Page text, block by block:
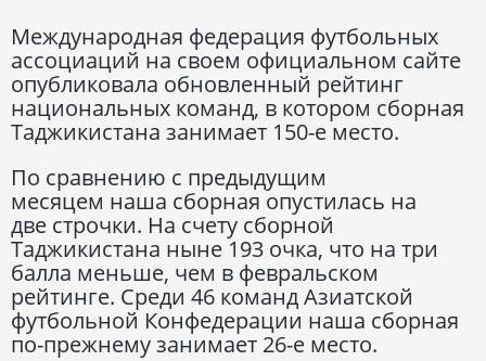
Международная федерация футбольных
ассоциаций на своем официальном сайте
опубликовала обновленный рейтинг
национальных команд, в котором сборная
Таджикистана занимает 150-е место.
По сравнению с предыдущим
месяцем наша сборная опустилась на
две строчки. На счету сборной
Таджикистана ныне 193 очка, что на три
балла меньше, чем в февральском
рейтинге. Среди 46 команд Азиатской
футбольной Конфедерации наша сборная
по-прежнему занимает 26-е место.